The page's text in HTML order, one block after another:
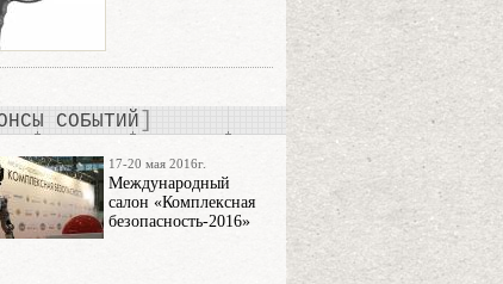
СОБЫТИЙ
17-20 мая 2016г.
Международный
салон «Комплексная
безопасность-2016»